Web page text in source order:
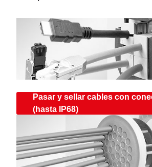
Pasar y sellar cables con
(hasta IP68)